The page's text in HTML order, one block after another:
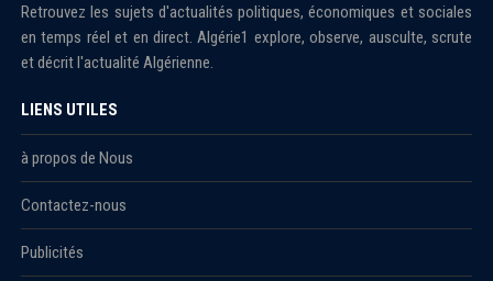
Retrouvez les sujets d'actualités politiques, économiques et sociales
en temps réel et en direct. Algérie1 explore, observe, ausculte, scrute
et décrit l'actualité Algérienne.
LIENS UTILES
à propos de Nous
Contactez-nous
Publicités